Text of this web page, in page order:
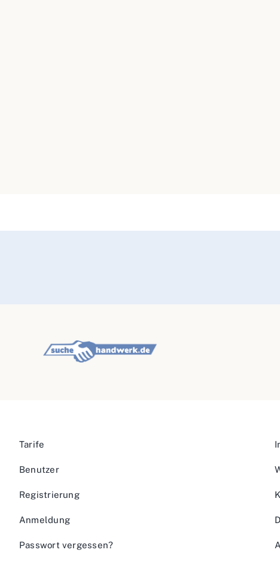
Tarife
Benutzer
Registrierung
Anmeldung
Passwort vergessen?